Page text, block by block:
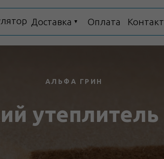
Доставка ▼ Оплата
АЛЬФА ГРИН